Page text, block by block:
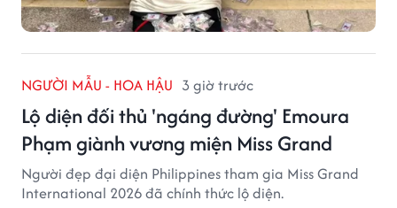
NGƯỜI MẪU - HOA HẬU 3 giờ trước
Lộ diện đối thủ 'ngáng đường' Emoura
Phạm giành vương miện Miss Grand
Người đẹp đại diện Philippines tham gia Miss Grand
International 2026 đã chính thức lộ diện.